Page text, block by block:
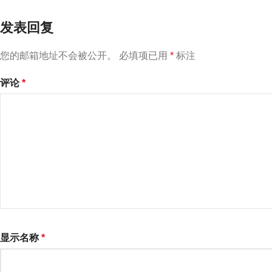
发表回复
您的邮箱地址不会被公开。 必填项已用 * 标注
评论*
显示名称*